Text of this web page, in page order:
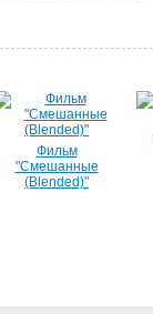
Фильм
"Смешанные
(Blended)"